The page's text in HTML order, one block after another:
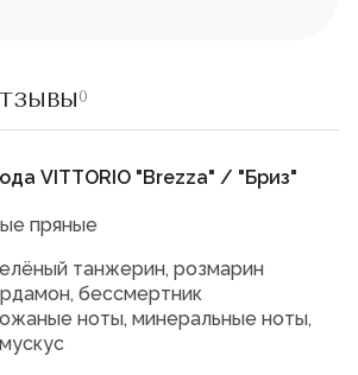
0
VITTORIO "Brezza" / "Бриз"
пряные
танжерин, розмарин
бессмертник
ноты, минеральные ноты,